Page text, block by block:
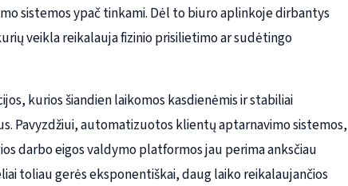
sistemos ypač tinkami. Dėl to biuro aplinkoje dirbantys
veikla reikalauja fizinio prisilietimo ar sudėtingo
kurios šiandien laikomos kasdienėmis ir stabiliai
Pavyzdžiui, automatizuotos klientų aptarnavimo sistemos,
darbo eigos valdymo platformos jau perima anksčiau
toliau gerės eksponentiškai, daug laiko reikalaujančios